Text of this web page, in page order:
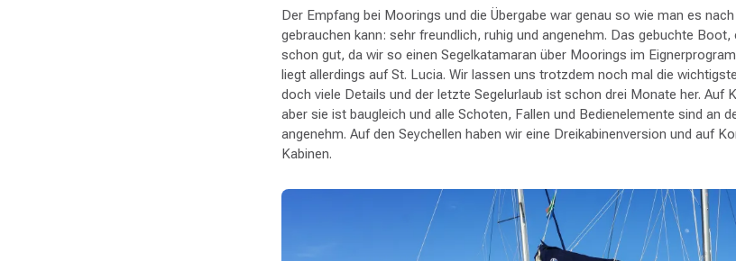
Der Empfang bei Moorings und die Übergabe war genau so wie man es
gebrauchen kann: sehr freundlich, ruhig und angenehm. Das gebuchte
schon gut, da wir so einen Segelkatamaran über Moorings im
liegt allerdings auf St. Lucia. Wir lassen uns trotzdem noch mal die
doch viele Details und der letzte Segelurlaub ist schon drei Monate her. Auf
aber sie ist baugleich und alle Schoten, Fallen und Bedienelemente sind an
angenehm. Auf den Seychellen haben wir eine Dreikabinenversion und auf
Kabinen.